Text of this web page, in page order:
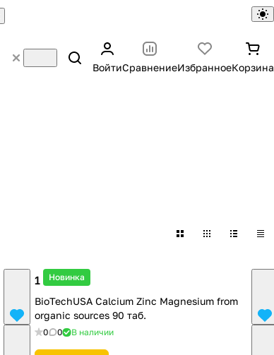
ВойтиСравнениеИзбранноеКорзина
Новинка
1 438 ₽
BioTechUSA Calcium Zinc Magnesium from
organic sources 90 таб.
0 0 В наличии